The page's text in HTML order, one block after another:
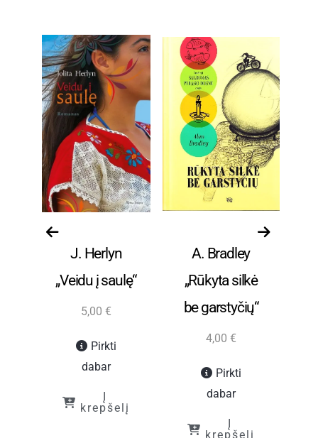
Grožinė literatūra
J. Herlyn
„Veidu į saulę“
5,00 €
Pirkti
dabar
Į
krepšelį
Grožinė literatūra
A. Bradley
„Rūkyta silkė
be garstyčių“
4,00 €
Pirkti
dabar
Į
krepšelį